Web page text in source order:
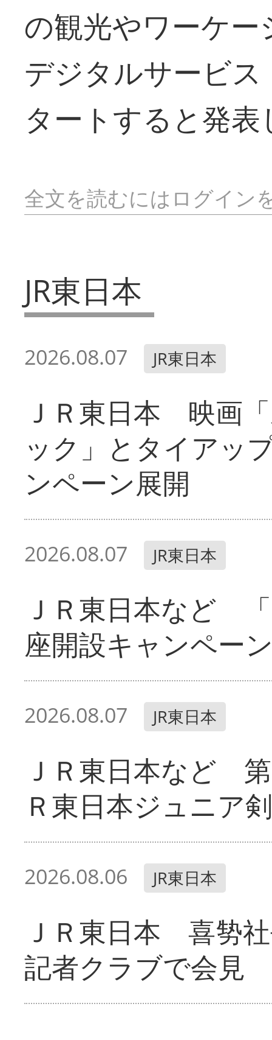
の観光やワーケ
デジタルサービ
タートすると発表
全文を読むにはログイン
JR東日本
2026.08.07 JR東日本
ＪＲ東日本 映画
ック」とタイアッ
ンペーン展開
2026.08.07 JR東日本
ＪＲ東日本など
座開設キャンペー
2026.08.07 JR東日本
ＪＲ東日本など
Ｒ東日本ジュニア
2026.08.06 JR東日本
ＪＲ東日本 喜㔟
記者クラブで会見